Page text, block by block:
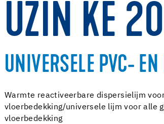
UZIN KE
UNIVERSELE PVC-
Warmte reactiveerbare dispersielijm
vloerbedekking/universele lijm voor alle
vloerbedekking